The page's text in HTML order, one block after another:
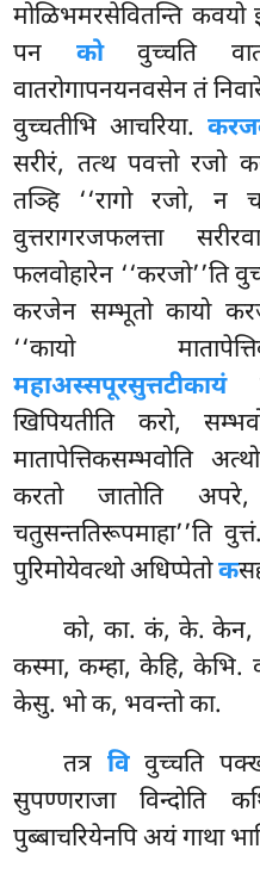
मोळिभमरसेवितन्ति कवयो
पन कोवुच्चति
वातरोगापनयनवसेन तं
वुच्चतीभि आचरिया.
सरीरं, तत्थ पवत्तो रजो
तञ्हि ‘‘रागो रजो,
वुत्तरागरजफलत्ता
फलवोहारेन ‘‘करजो’’ति
करजेन सम्भूतो कायो
‘‘कायो
महाअस्सपूरसुत्तटीकायं
खिपियतीति करो,
मातापेत्तिकसम्भवोति
करतो जातोति अपरे,
चतुसन्ततिरूपमाहा’’ति
पुरिमोयेवत्थो अधिप्पेतोक
को, का. कं, के. केन,
कस्मा, कम्हा, केहि,
केसु. भो क, भवन्तो का.
तत्र विवुच्चति
सुपण्णराजा विन्दोति
पुब्बाचरियेनपि अयं गाथा